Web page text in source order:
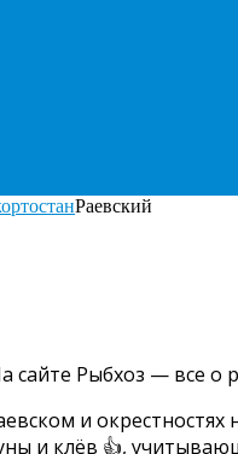
Раевский
сайте Рыбхоз — все
и
и клёв 👍,